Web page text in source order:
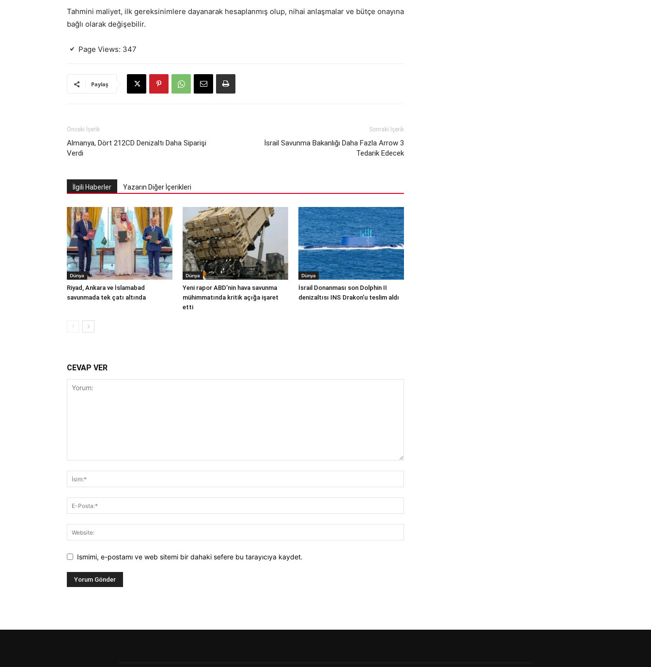
Tahmini maliyet, ilk gereksinimlere dayanarak hesaplanmış olup, nihai anlaşmalar ve bütçe onayına
bağlı olarak değişebilir.
Page Views: 347
Paylaş
Önceki İçerik
Almanya, Dört 212CD Denizaltı Daha Siparişi
Verdi
Sonraki İçerik
İsrail Savunma Bakanlığı Daha Fazla Arrow 3
Tedarik Edecek
İlgili Haberler Yazarın Diğer İçerikleri
Dünya
Riyad, Ankara ve İslamabad
savunmada tek çatı altında
Dünya
Yeni rapor ABD’nin hava savunma
mühimmatında kritik açığa işaret
etti
Dünya
İsrail Donanması son Dolphin II
denizaltısı INS Drakon’u teslim aldı
CEVAP VER
Ismimi, e-postamı ve web sitemi bir dahaki sefere bu tarayıcıya kaydet.